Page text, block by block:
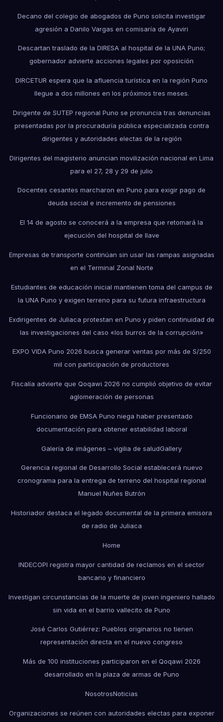
Decano del colegio de abogados de Puno solicita investigar
agresión a Danilo Vargas en comisaría de Ayaviri
Descartan traslado de la DIRESA al hospital de la UNA Puno;
gobernador advierte acciones legales por oposición
DIRCETUR espera que la afluencia turística en la región Puno
llegue a dos millones en los próximos tres meses.
Dirigente de SUTEP regional Puno se pronuncia tras denuncias
presentadas por la procuraduría pública especializada contra
dirigentes y autoridades electas de la región
Dirigentes del magisterio anuncian movilización nacional en Lima
para el 27, 28 y 29 de julio
Docentes cesantes marcharon en Puno para exigir pago de
deuda social e incremento de pensiones
El 14 de agosto se conocerá a la empresa que retomará la
ejecución del hospital de Ilave
Empresas de transporte continúan sin usar las rampas asignadas
en el Terminal Zonal Norte
Estudiantes de educación inicial mantienen toma del campus de
la UNA Puno y exigen terreno para su futura infraestructura
Exdirigentes de Juliaca protestan en Puno y piden continuidad de
las investigaciones del caso «los burros de la corrupción»
EXPO VIDA Puno 2026 busca generar ventas por más de S/250
mil con participación de productores
Fiscalía advierte que Qoqawi 2026 no cumplió objetivo de evitar
aglomeración de personas
Funcionario de EMSA Puno niega haber presentado
documentación para obtener estabilidad laboral
Galería de imágenes – vigilia de saludGallery
Gerencia regional de Desarrollo Social establecerá nuevo
cronograma para la entrega de terreno del hospital regional
Manuel Nuñes Butrón
Historiador destaca el legado documental de la primera emisora
de radio de Juliaca
Home
INDECOPI registra mayor cantidad de reclamos en el sector
bancario y financiero
Investigan circunstancias de la muerte de joven ingeniero hallado
sin vida en el barrio vallecito de Puno
José Carlos Gutiérrez: Pueblos originarios no tienen
representación directa en el nuevo congreso
Más de 100 instituciones participaron en el Qoqawi 2026
desarrollado en la plaza de armas de Puno
NosotrosNoticias
Organizaciones se reúnen con autoridades electas para exponer